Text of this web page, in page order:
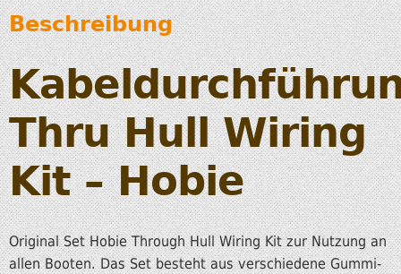
Beschreibung
Thru Hull Wiring
Kit – Hobie
Original Set Hobie Through Hull Wiring Kit zur Nutzung an
allen Booten. Das Set besteht aus verschiedene Gummi-